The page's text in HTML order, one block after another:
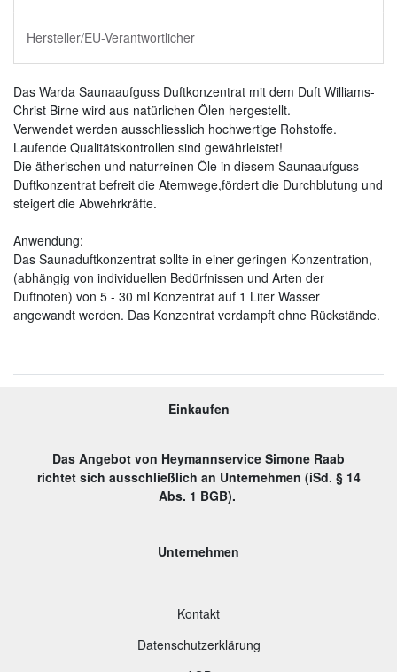
Hersteller/EU-Verantwortlicher
Das Warda Saunaaufguss Duftkonzentrat mit dem Duft Williams-
Christ Birne wird aus natürlichen Ölen hergestellt.
Verwendet werden ausschliesslich hochwertige Rohstoffe.
Laufende Qualitätskontrollen sind gewährleistet!
Die ätherischen und naturreinen Öle in diesem Saunaaufguss
Duftkonzentrat befreit die Atemwege,fördert die Durchblutung und
steigert die Abwehrkräfte.
Anwendung:
Das Saunaduftkonzentrat sollte in einer geringen Konzentration,
(abhängig von individuellen Bedürfnissen und Arten der
Duftnoten) von 5 - 30 ml Konzentrat auf 1 Liter Wasser
angewandt werden. Das Konzentrat verdampft ohne Rückstände.
Einkaufen
Das Angebot von Heymannservice Simone Raab
richtet sich ausschließlich an Unternehmen (iSd. § 14
Abs. 1 BGB).
Unternehmen
Kontakt
Datenschutzerklärung